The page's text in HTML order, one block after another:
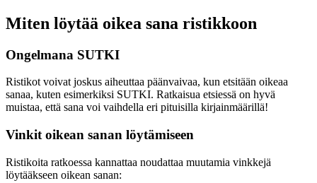
Miten löytää oikea sana ristikkoon
Ongelmana SUTKI
Ristikot voivat joskus aiheuttaa päänvaivaa, kun etsitään oikeaa
sanaa, kuten esimerkiksi SUTKI. Ratkaisua etsiessä on hyvä
muistaa, että sana voi vaihdella eri pituisilla kirjainmäärillä!
Vinkit oikean sanan löytämiseen
Ristikoita ratkoessa kannattaa noudattaa muutamia vinkkejä
löytääkseen oikean sanan: